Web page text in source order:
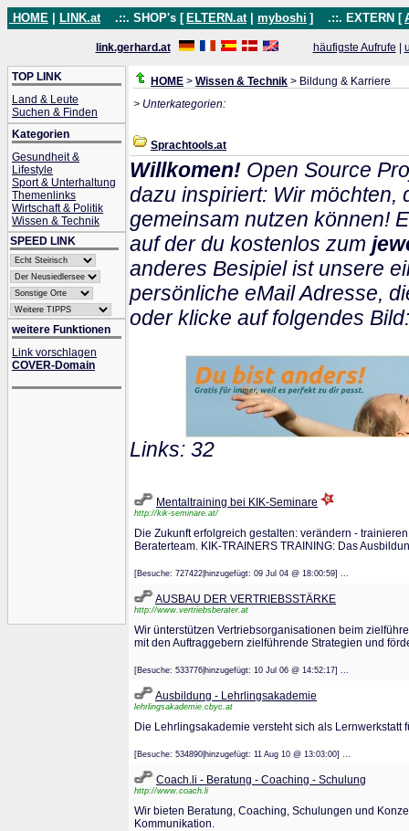
HOME LINK.at .::. SHOP's [ ELTERN.at myboshi ] .::. EXTERN [
link.gerhard.at häufigste Aufrufe
TOP LINK
Land & Leute
Suchen & Finden
Kategorien
Gesundheit &
Lifestyle
Sport & Unterhaltung
Themenlinks
Wirtschaft & Politik
Wissen & Technik
SPEED LINK
weitere Funktionen
Link vorschlagen
COVER-Domain
HOME > Wissen & Technik > Bildung & Karriere
> Unterkategorien:
Sprachtools.at
Willkomen! Open Source
dazu inspiriert: Wir möchten,
gemeinsam nutzen können!
auf der du kostenlos zum
anderes Besipiel ist unsere
persönliche eMail Adresse,
oder klicke auf folgendes Bild:
Links: 32
Mentaltraining bei KIK-Seminare
http://kik-seminare.at/
Die Zukunft erfolgreich gestalten: verändern -
Beraterteam. KIK-TRAINERS TRAINING: Das
[Besuche: 727422|hinzugefügt: 09 Jul 04 @ 18:00:59] ...
AUSBAU DER VERTRIEBSSTÄRKE
http://www.vertriebsberater.at
Wir ünterstützen Vertriebsorganisationen beim
mit den Auftraggebern zielführende Strategien und
[Besuche: 533776|hinzugefügt: 10 Jul 06 @ 14:52:17] ...
Ausbildung - Lehrlingsakademie
lehrlingsakademie.cbyc.at
Die Lehrlingsakademie versteht sich als
[Besuche: 534890|hinzugefügt: 11 Aug 10 @ 13:03:00] ...
Coach.li - Beratung - Coaching - Schulung
http://www.coach.li
Wir bieten Beratung, Coaching, Schulungen und
Kommunikation.